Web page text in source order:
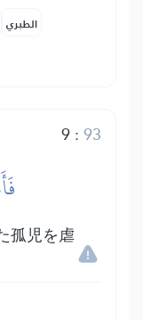
الطبري
9:93
孤児を虐